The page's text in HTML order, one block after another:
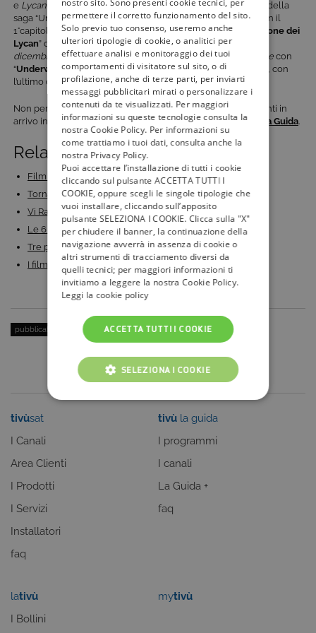
e Lycan proponendoogni lunedì alle ore 21:10uno dei film della
saga “Underworld”. Dopo l’appuntamento del 2 dicembre con il
1°capitolo, sarà la volta del prequel “ Underworld – La ribellione dei
Lycan” che racconta l’origine del conflitto, in onda lunedì
dicembre
sempre alle 21:10. La saga prosegue il16 dicembre con
“Underworld – Il risveglio” e il23 dicembre, in prima visione, con
l’ultimo capitolo “Underworld: Blood Wars”.
Non perdetevi tutte le anticipazioni sui prossimi appuntamenti in
arrivo in televisione: rimanete sempre aggiornati con Tivù La Guida
Related Posts:
Film horror: 10 affascinanti curiosità sui migliori…
Torna in tv la Notte Horror di Italia 1: tra cult e…
Vi Racconto, la rubrica di Enrico Vanzina su Cine34:…
Le 6 migliori serie tv horror da vedere almeno una…
Tre prime e seconde serate horror su Italia 1: ecco…
I film da guardare in TV la notte di Halloween
pubblicato il: 2 Dicembre 2019| categoria: Film
tivùsat
I Canali
Area Clienti
I Prodotti
I Servizi
Installatori
faq
tivù la guida
I programmi
I canali
La Guida +
faq
lativù
I Bollini
mytivù
permettere il corretto funzionamento del sito.
Solo previo tuo consenso, useremo anche
ulteriori tipologie di cookie, o analitici per
effettuare analisi e monitoraggio dei tuoi
comportamenti di visitatore sul sito, o di
profilazione, anche di terze parti, per inviarti
messaggi pubblicitari mirati o personalizzare i
contenuti da te visualizzati. Per maggiori
informazioni su queste tecnologie consulta la
nostra Cookie Policy. Per informazioni su
come trattiamo i tuoi dati, consulta anche la
nostra Privacy Policy.
Puoi accettare l’installazione di tutti i cookie
cliccando sul pulsante ACCETTA TUTTI I
COOKIE, oppure scegli le singole tipologie che
vuoi installare, cliccando sull’apposito
pulsante SELEZIONA I COOKIE. Clicca sulla "X"
per chiudere il banner, la continuazione della
navigazione avverrà in assenza di cookie o
altri strumenti di tracciamento diversi da
quelli tecnici; per maggiori informazioni ti
invitiamo a leggere la nostra Cookie Policy.
Leggi la cookie policy
ACCETTA TUTTI I COOKIE
SELEZIONA I COOKIE
COOKIE TECNICI
COOKIE DI PROFILAZIONE
Questi cookie sono necessari per il corretto